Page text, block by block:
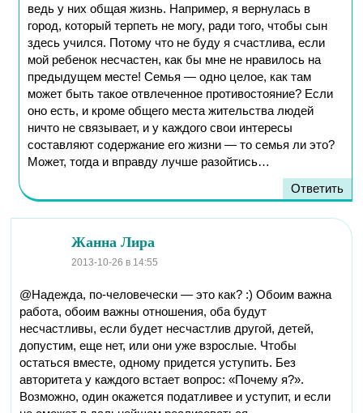
ведь у них общая жизнь. Например, я вернулась в
город, который терпеть не могу, ради того, чтобы сын
здесь учился. Потому что не буду я счастлива, если
мой ребенок несчастен, как бы мне не нравилось на
предыдущем месте! Семья — одно целое, как там
может быть такое отвлеченное противостояние? Если
оно есть, и кроме общего места жительства людей
ничто не связывает, и у каждого свои интересы
составляют содержание его жизни — то семья ли это?
Может, тогда и вправду лучше разойтись…
Ответить
Жанна Лира
2013-10-26 в 14:55
@Надежда, по-человечески — это как? :) Обоим важна
работа, обоим важны отношения, оба будут
несчастливы, если будет несчастлив другой, детей,
допустим, еще нет, или они уже взрослые. Чтобы
остаться вместе, одному придется уступить. Без
авторитета у каждого встает вопрос: «Почему я?».
Возможно, один окажется податливее и уступит, и если